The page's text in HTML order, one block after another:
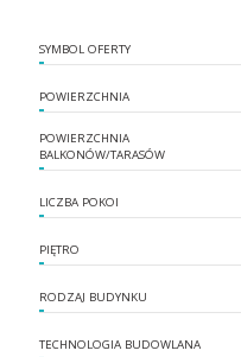
SYMBOL OFERTY
POWIERZCHNIA
POWIERZCHNIA
BALKONÓW/TARASÓW
LICZBA POKOI
PIĘTRO
RODZAJ BUDYNKU
TECHNOLOGIA BUDOWLANA